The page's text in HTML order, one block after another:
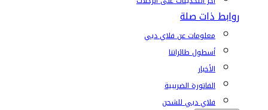
روابط ذات صلة
معلومات عن فلاي دبي
أسطول طائراتنا
الأخبار
الفاتورة الضريبية
فلاي دبي للشحن